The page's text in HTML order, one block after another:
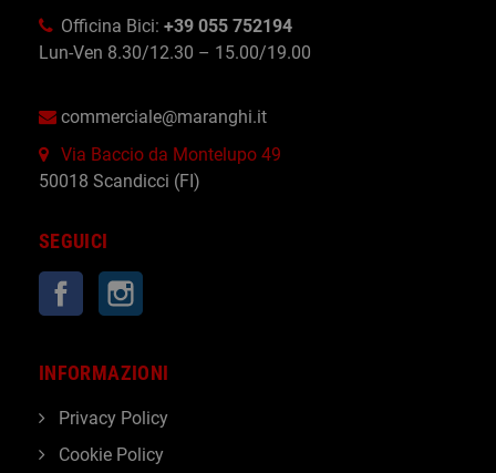
Officina Bici: +39 055 752194
Lun-Ven 8.30/12.30 – 15.00/19.00
commerciale@maranghi.it
Via Baccio da Montelupo 49
50018 Scandicci (FI)
SEGUICI
Facebook
INFORMAZIONI
Privacy Policy
Cookie Policy